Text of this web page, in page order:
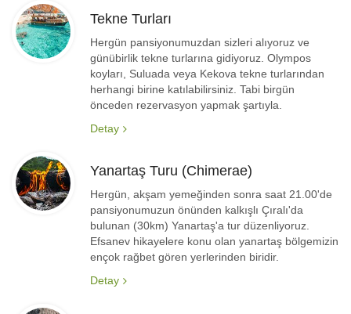
Tekne Turları
Hergün pansiyonumuzdan sizleri alıyoruz ve
günübirlik tekne turlarına gidiyoruz. Olympos
koyları, Suluada veya Kekova tekne turlarından
herhangi birine katılabilirsiniz. Tabi birgün
önceden rezervasyon yapmak şartıyla.
Detay
Yanartaş Turu (Chimerae)
Hergün, akşam yemeğinden sonra saat 21.00'de
pansiyonumuzun önünden kalkışlı Çıralı'da
bulunan (30km) Yanartaş'a tur düzenliyoruz.
Efsanev hikayelere konu olan yanartaş bölgemizin
ençok rağbet gören yerlerinden biridir.
Detay